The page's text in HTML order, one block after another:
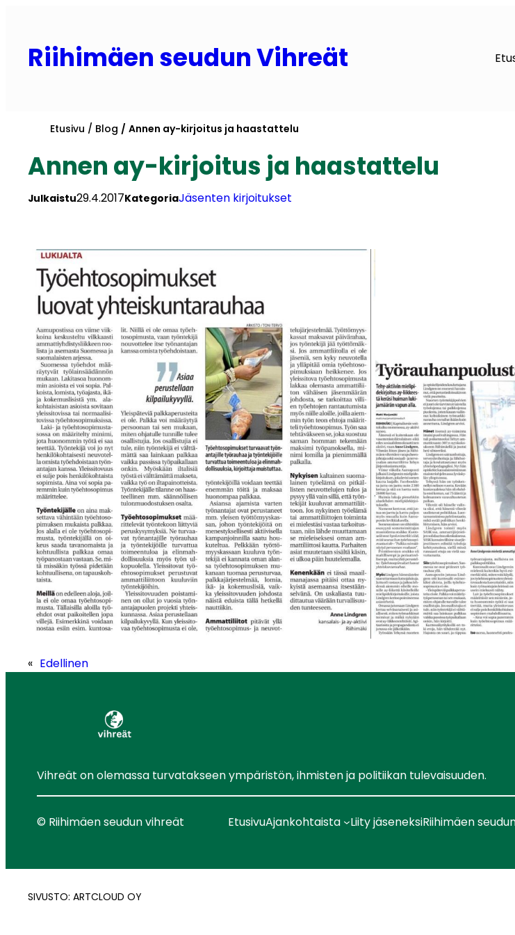
Riihimäen seudun Vihreät
Etusivu Blog Annen ay-kirjoitus ja haastattelu
Annen ay-kirjoitus ja haastattelu
Julkaistu29.4.2017KategoriaJäsenten kirjoitukset
« Edellinen
Vihreät on olemassa turvatakseen ympäristön, ihmisten ja politiikan tulevaisuuden.
© Riihimäen seudun vihreät EtusivuAjankohtaista Liity jäseneksiRiihimäen
SIVUSTO: ARTCLOUD OY